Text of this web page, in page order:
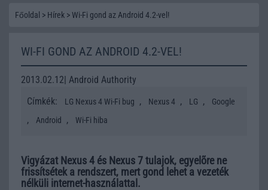
Főoldal > Hírek >Wi-Fi gond az Android 4.2-vel!
WI-FI GOND AZ ANDROID 4.2-VEL!
2013.02.12| Android Authority
Címkék:
LG Nexus 4 Wi-Fi bug , Nexus 4 , LG , Google
, Android , Wi-Fi hiba
Vigyázat Nexus 4 és Nexus 7 tulajok, egyelõre ne
frissítsétek a rendszert, mert gond lehet a vezeték
nélküli internet-használattal.